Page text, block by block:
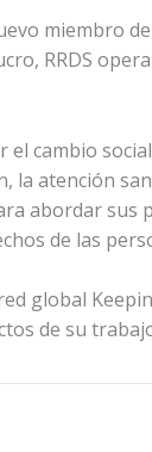
miembro
RRDS
el cambio
la atención
abordar sus
de las
global
de su